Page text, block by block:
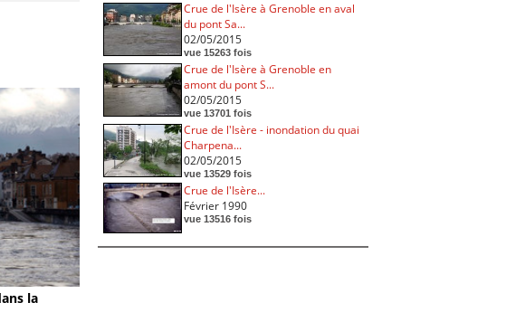
la
Crue de l'Isère à Grenoble en aval
du pont Sa...
02/05/2015
vue 15263 fois
Crue de l'Isère à Grenoble en
amont du pont S...
02/05/2015
vue 13701 fois
Crue de l'Isère - inondation du quai
Charpena...
02/05/2015
vue 13529 fois
Crue de l'Isère...
Février 1990
vue 13516 fois